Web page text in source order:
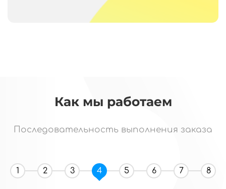
Как мы работаем
Последовательность выполнения заказа
1 2 3 4 5 6 7 8